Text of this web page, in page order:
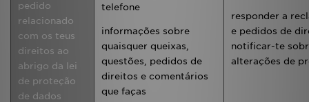
pedido
relacionado
com os teus
direitos ao
abrigo da lei
de proteção
de dados
telefone
informações sobre
quaisquer queixas,
questões, pedidos de
direitos e comentários
que faças
responder a
e pedidos de
notificar-te
alterações de